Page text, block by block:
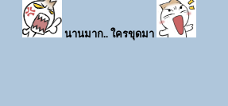
นานมาก.. ใครขุดมา